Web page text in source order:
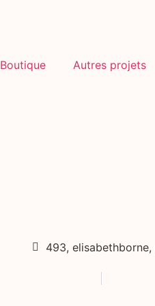
Boutique Autres projets
493, elisabethborne,